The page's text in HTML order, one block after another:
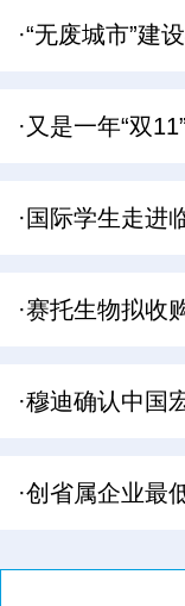
·“无废城市”建
·又是一年“双
·国际学生走进
·赛托生物拟收
·穆迪确认中国
·创省属企业最